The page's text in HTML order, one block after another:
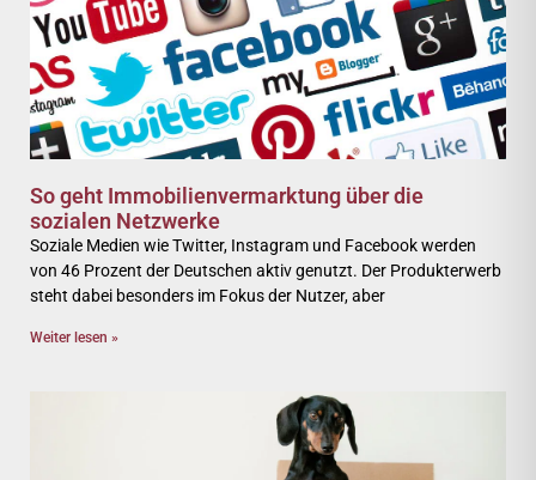
So geht Immobilienvermarktung über die
sozialen Netzwerke
Soziale Medien wie Twitter, Instagram und Facebook werden
von 46 Prozent der Deutschen aktiv genutzt. Der Produkterwerb
steht dabei besonders im Fokus der Nutzer, aber
Weiter lesen »